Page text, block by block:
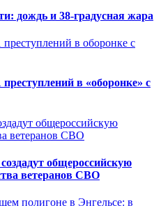
дождь и 38-градусная жара
в «оборонке» с
общероссийскую
ветеранов СВО